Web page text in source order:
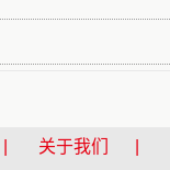
| 关于我们 |